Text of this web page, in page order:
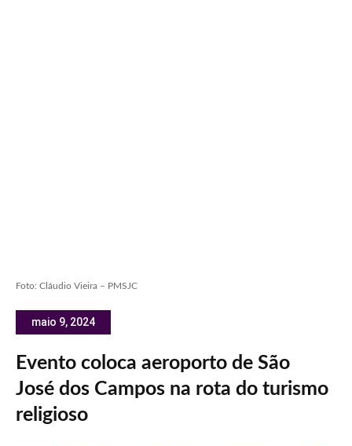
Foto: Cláudio Vieira – PMSJC
maio 9, 2024
Evento coloca aeroporto de São
José dos Campos na rota do turismo
religioso